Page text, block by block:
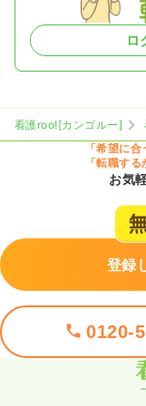
ロ
看護roo![カンゴルー]
「希望に
「転職す
お気
登録
0120-